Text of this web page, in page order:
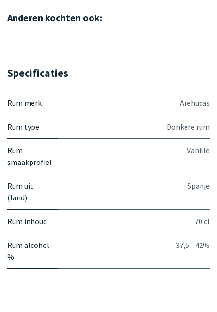
Anderen kochten ook:
Specificaties
Rum merk Arehucas
Rum type Donkere rum
Rum
smaakprofiel
Vanille
Rum uit
(land)
Spanje
Rum inhoud 70 cl
Rum alcohol
%
37,5 - 42%